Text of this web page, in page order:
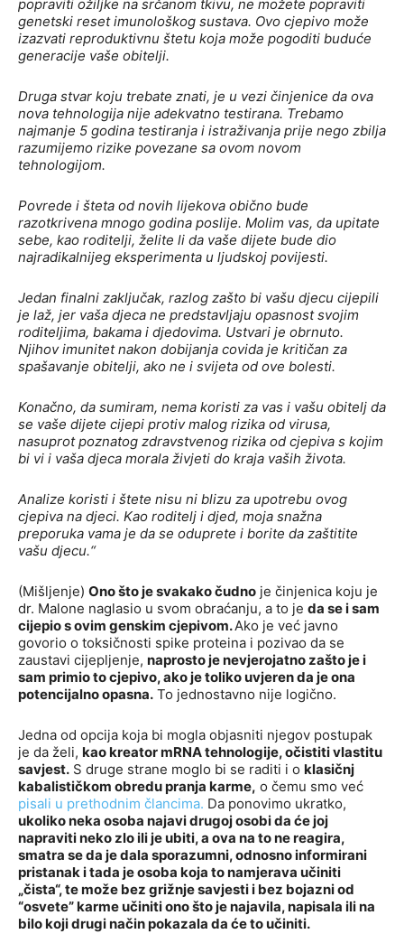
popraviti ožiljke na srčanom tkivu, ne možete popraviti
genetski reset imunološkog sustava. Ovo cjepivo može
izazvati reproduktivnu štetu koja može pogoditi buduće
generacije vaše obitelji.
Druga stvar koju trebate znati, je u vezi činjenice da ova
nova tehnologija nije adekvatno testirana. Trebamo
najmanje 5 godina testiranja i istraživanja prije nego zbilja
razumijemo rizike povezane sa ovom novom
tehnologijom.
Povrede i šteta od novih lijekova obično bude
razotkrivena mnogo godina poslije. Molim vas, da upitate
sebe, kao roditelji, želite li da vaše dijete bude dio
najradikalnijeg eksperimenta u ljudskoj povijesti.
Jedan finalni zaključak, razlog zašto bi vašu djecu cijepili
je laž, jer vaša djeca ne predstavljaju opasnost svojim
roditeljima, bakama i djedovima. Ustvari je obrnuto.
Njihov imunitet nakon dobijanja covida je kritičan za
spašavanje obitelji, ako ne i svijeta od ove bolesti.
Konačno, da sumiram, nema koristi za vas i vašu obitelj da
se vaše dijete cijepi protiv malog rizika od virusa,
nasuprot poznatog zdravstvenog rizika od cjepiva s kojim
bi vi i vaša djeca morala živjeti do kraja vaših života.
Analize koristi i štete nisu ni blizu za upotrebu ovog
cjepiva na djeci. Kao roditelj i djed, moja snažna
preporuka vama je da se oduprete i borite da zaštitite
vašu djecu.“
(Mišljenje) Ono što je svakako čudno je činjenica koju je
dr. Malone naglasio u svom obraćanju, a to je da se i sam
cijepio s ovim genskim cjepivom.Ako je već javno
govorio o toksičnosti spike proteina i pozivao da se
zaustavi cijepljenje, naprosto je nevjerojatno zašto je i
sam primio to cjepivo, ako je toliko uvjeren da je ona
potencijalno opasna. To jednostavno nije logično.
Jedna od opcija koja bi mogla objasniti njegov postupak
je da želi, kao kreator mRNA tehnologije, očistiti vlastitu
savjest. S druge strane moglo bi se raditi i o klasičnj
kabalističkom obredu pranja karme, o čemu smo već
pisali u prethodnim člancima. Da ponovimo ukratko,
ukoliko neka osoba najavi drugoj osobi da će joj
napraviti neko zlo ili je ubiti, a ova na to ne reagira,
smatra se da je dala sporazumni, odnosno informirani
pristanak i tada je osoba koja to namjerava učiniti
„čista“, te može bez grižnje savjesti i bez bojazni od
“osvete” karme učiniti ono što je najavila, napisala ili na
bilo koji drugi način pokazala da će to učiniti.